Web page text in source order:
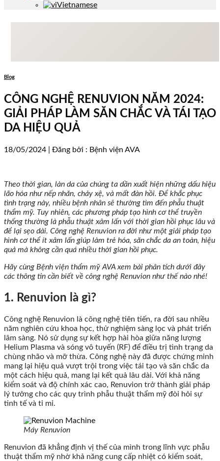
Vietnamese
Blog
CÔNG NGHỆ RENUVION NĂM 2024:
GIẢI PHÁP LÀM SĂN CHẮC VÀ TÁI TẠO
DA HIỆU QUẢ
18/05/2024 | Đăng bởi : Bệnh viện AVA
Theo thời gian, làn da của chúng ta dần xuất hiện những dấu hiệu
lão hóa như nếp nhăn, chảy xệ, và mất đàn hồi. Để khắc phục
tình trạng này, nhiều bệnh nhân sẽ thường tìm đến phẫu thuật
thẩm mỹ. Tuy nhiên, các phương pháp tạo hình cơ thể truyền
thống thường là phẫu thuật xâm lấn với thời gian hồi phục lâu và
để lại sẹo dài. Công nghệ Renuvion ra đời như một giải pháp tạo
hình cơ thể ít xâm lấn giúp làm trẻ hóa, săn chắc da an toàn, hiệu
quả mà không cần quá nhiều thời gian hồi phục.
Hãy cùng Bệnh viện thẩm mỹ AVA xem bài phân tích dưới đây
các thông tin cần biết về công nghệ Renuvion như thế nào nhé!
1. Renuvion là gì?
Công nghệ Renuvion là công nghệ tiên tiến, ra đời sau nhiều
năm nghiên cứu khoa học, thử nghiệm sàng lọc và phát triển
lâm sàng. Nó sử dụng sự kết hợp hài hòa giữa năng lượng
Helium Plasma và sóng vô tuyến (RF) để điều trị tình trạng da
chùng nhão và mỡ thừa. Công nghệ này đã được chứng minh
mang lại hiệu quả vượt trội trong việc tái tạo và săn chắc da
một cách hiệu quả, mang lại kết quả lâu dài. Với khả năng
kiểm soát và độ chính xác cao, Renuvion trở thành giải pháp
lý tưởng cho các quy trình phẫu thuật thẩm mỹ đòi hỏi sự
tinh tế và tỉ mỉ.
Máy Renuvion
Renuvion đã khẳng định vị thế của mình trong lĩnh vực phẫu
thuật thẩm mỹ nhờ khả năng cung cấp nhiệt có kiểm soát,